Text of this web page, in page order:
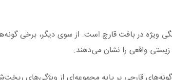
ویژه در بافت قارچ است. از سوی دیگر، برخی
زیستی واقعی را نشان می‌دهند.